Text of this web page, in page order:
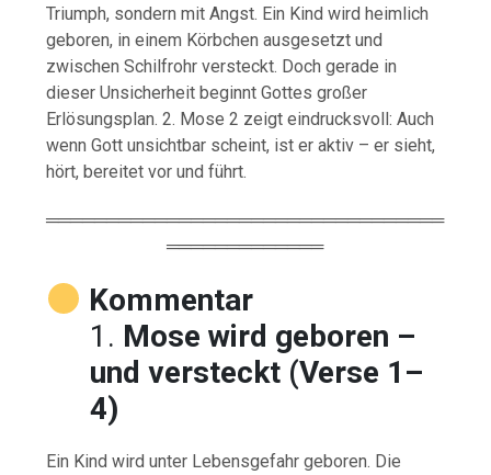
Triumph, sondern mit Angst. Ein Kind wird heimlich
geboren, in einem Körbchen ausgesetzt und
zwischen Schilfrohr versteckt. Doch gerade in
dieser Unsicherheit beginnt Gottes großer
Erlösungsplan. 2. Mose 2 zeigt eindrucksvoll: Auch
wenn Gott unsichtbar scheint, ist er aktiv – er sieht,
hört, bereitet vor und führt.
═════════════════════════════════
═════════════
Kommentar
1. Mose wird geboren –
und versteckt (Verse 1–
4)
Ein Kind wird unter Lebensgefahr geboren. Die